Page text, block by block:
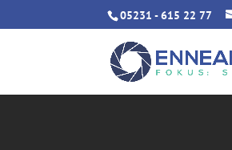
05231 - 615 22 77